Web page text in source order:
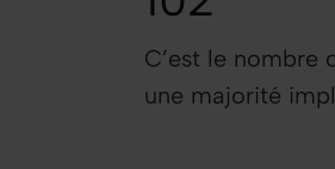
C’est le nombre
une majorité